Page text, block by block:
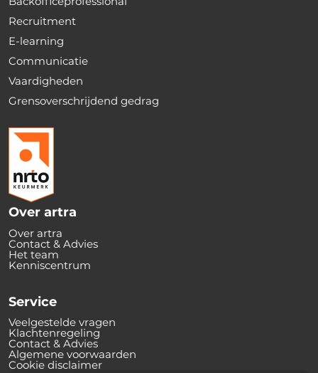
Recruitment
E-learning
Communicatie
Vaardigheden
Grensoverschrijdend gedrag
Over artra
Over artra
Contact & Advies
Het team
Kenniscentrum
Service
Veelgestelde vragen
Klachtenregeling
Contact & Advies
Algemene voorwaarden
Cookie disclaimer